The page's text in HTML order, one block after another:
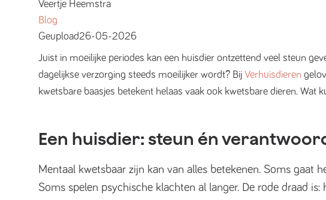
Veertje Heemstra
Blog
Geupload26-05-2026
Juist in moeilijke periodes kan een huisdier ontzettend veel steun
dagelijkse verzorging steeds moeilijker wordt? Bij Verhuisdieren
kwetsbare baasjes betekent helaas vaak ook kwetsbare dieren. Wat
Een huisdier: steun én
Mentaal kwetsbaar zijn kan van alles betekenen. Soms gaat
Soms spelen psychische klachten al langer. De rode draad